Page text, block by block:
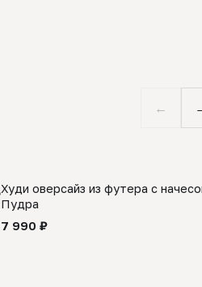
←
Худи оверсайз из футера с
Пудра
7 990 ₽